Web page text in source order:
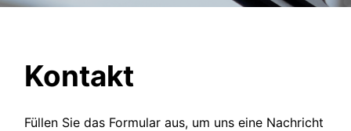
Kontakt
Füllen Sie das Formular aus, um uns eine Nachricht